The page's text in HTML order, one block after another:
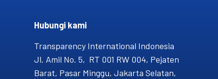
Hubungi kami​
Transparency International Indonesia
Jl. Amil No. 5, RT 001 RW 004, Pejaten
Barat, Pasar Minggu, Jakarta Selatan,